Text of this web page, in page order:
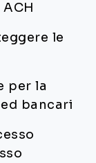
le
per la
bancari